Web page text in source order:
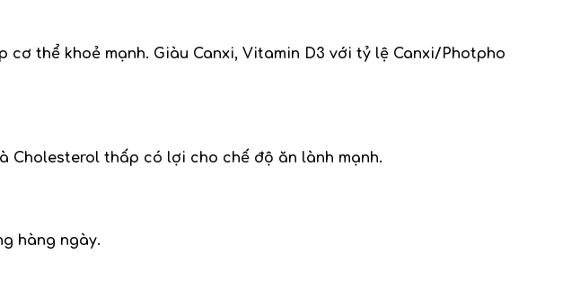
cơ thể khoẻ mạnh. Giàu Canxi, Vitamin D3 với tỷ lệ Canxi/Photpho
Cholesterol thấp có lợi cho chế độ ăn lành mạnh.
hàng ngày.